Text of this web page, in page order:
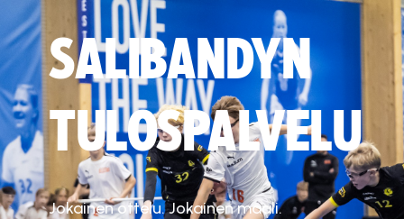
SALIBANDYN
TULOSPALVELU
Jokainen ottelu. Jokainen maali.